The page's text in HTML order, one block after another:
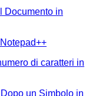
Documento in
di caratteri in
un Simbolo in